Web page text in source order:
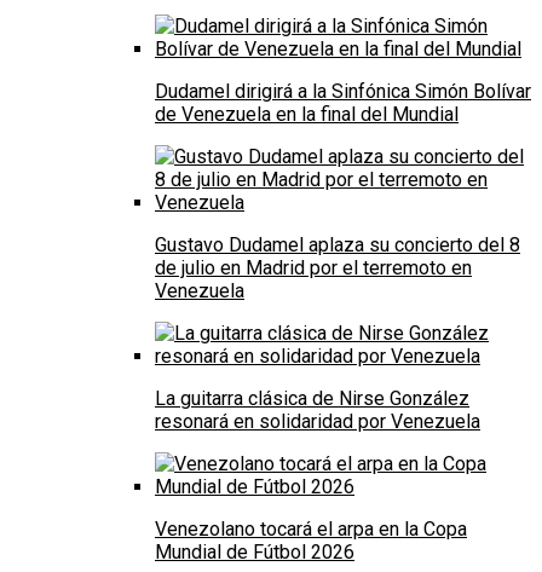
Dudamel dirigirá a la Sinfónica Simón Bolívar
de Venezuela en la final del Mundial
Gustavo Dudamel aplaza su concierto del 8
de julio en Madrid por el terremoto en
Venezuela
La guitarra clásica de Nirse González
resonará en solidaridad por Venezuela
Venezolano tocará el arpa en la Copa
Mundial de Fútbol 2026